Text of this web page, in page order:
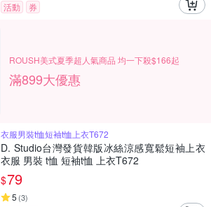
活動 券
ROUSH美式夏季超人氣商品 均一下殺$166起
滿899大優惠
衣服男裝t恤短袖t恤上衣T672
D. Studio台灣發貨韓版冰絲涼感寬鬆短袖上衣
衣服 男裝 t恤 短袖t恤 上衣T672
$79
5 (3)